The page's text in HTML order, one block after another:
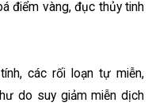
điểm vàng, đục thủy tinh
các rối loạn tự miễn,
do suy giảm miễn dịch